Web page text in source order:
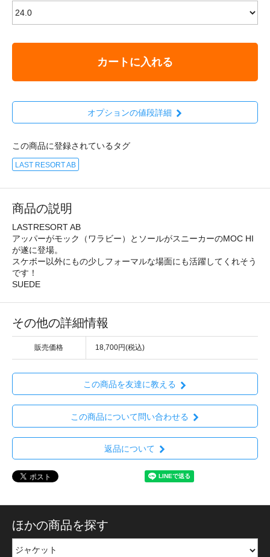
カートに入れる
オプションの値段詳細
この商品に登録されているタグ
LAST RESORT AB
商品の説明
LASTRESORT AB
アッパーがモック（ワラビー）とソールがスニーカーのMOC HI
が遂に登場。
スケボー以外にもの少しフォーマルな場面にも活躍してくれそう
です！
SUEDE
その他の詳細情報
販売価格 18,700円(税込)
この商品を友達に教える
この商品について問い合わせる
返品について
ほかの商品を探す